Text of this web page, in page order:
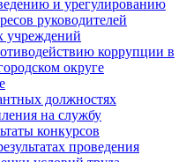
и урегулированию
руководителей
учреждений
коррупции в
округе
должностях
на службу
конкурсов
проведения